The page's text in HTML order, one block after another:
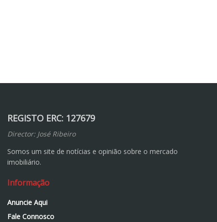
REGISTO ERC: 127679
Director: José Ribeiro
Somos um site de notícias e opinião sobre o mercado
imobiliário.
Informação
Anuncie Aqui
Fale Connosco